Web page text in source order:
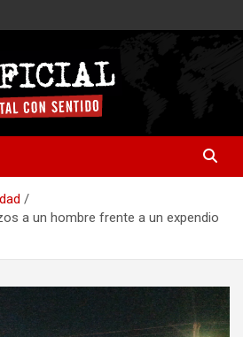
a un hombre frente a un expendio